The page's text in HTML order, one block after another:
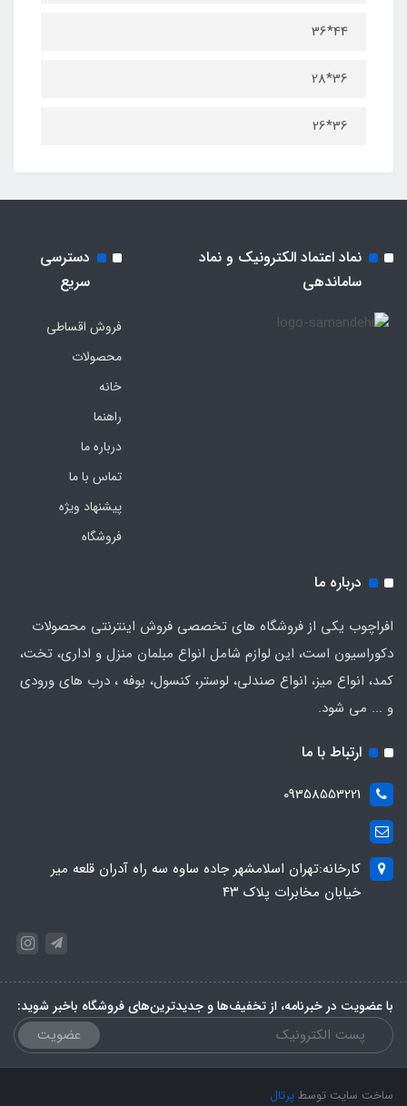
44*36
36*28
36*26
نماد اعتماد الکترونیک و نماد
ساماندهی
دسترسی
سریع
فروش اقساطی
محصولات
خانه
راهنما
درباره ما
تماس با ما
پیشنهاد ویژه
فروشگاه
درباره ما
افراچوب یکی از فروشگاه های تخصصی فروش اینترنتی محصولات
دکوراسیون است، این لوازم شامل انواع مبلمان منزل و اداری، تخت،
کمد، انواع میز، انواع صندلی، لوستر، کنسول، بوفه ، درب های ورودی
و ... می شود.
ارتباط با ما
09358553221
کارخانه:تهران اسلامشهر جاده ساوه سه راه آدران قلعه میر
خیابان مخابرات پلاک ۴۳
با عضویت در خبرنامه، از تخفیف‌ها و جدیدترین‌های فروشگاه باخبر شوید:
عضویت
ساخت سایت توسطپرتال